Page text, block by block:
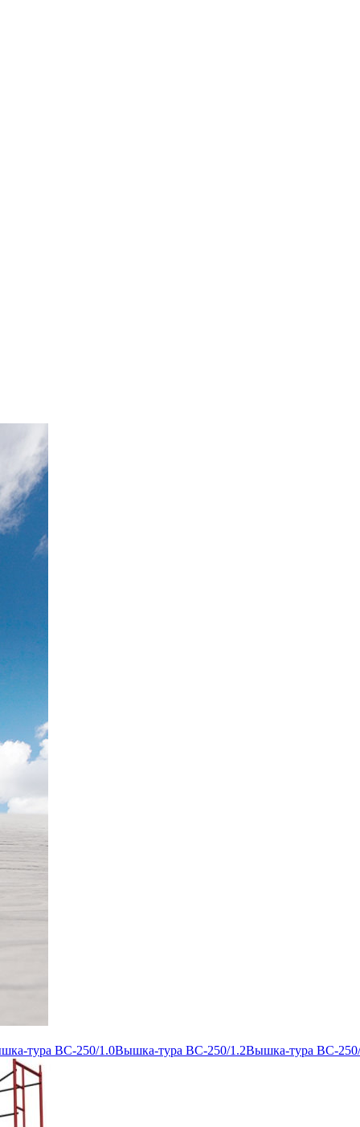
тура ВС-250/1.0Вышка-тура ВС-250/1.2Вышка-тура ВС-